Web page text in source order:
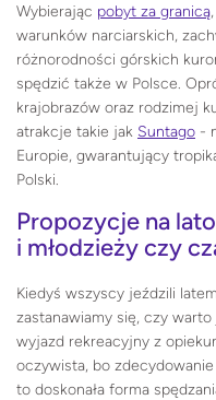
Wybierając pobyt za granicą
warunków narciarskich,
różnorodności górskich
spędzić także w Polsce.
krajobrazów oraz rodzimej
atrakcje takie jak Suntago -
Europie, gwarantujący
Polski.
Propozycje na
i młodzieży czy
Kiedyś wszyscy jeździli
zastanawiamy się, czy
wyjazd rekreacyjny z
oczywista, bo
to doskonała forma